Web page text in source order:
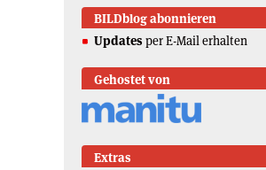
BILDblog abonnieren
Updates per E-Mail erhalten
Gehostet von
Extras